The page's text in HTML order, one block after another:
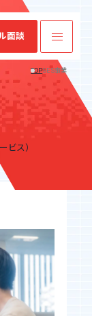
業績・財務情
面談
TOPSES事業
ビス）